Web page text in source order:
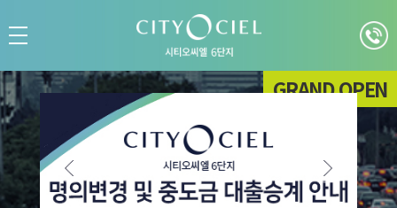
GRAND OPEN